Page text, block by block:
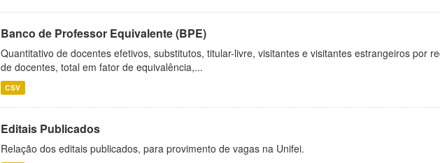
Banco de Professor Equivalente (BPE)
Quantitativo de docentes efetivos, substitutos, titular-livre, visitantes e visitantes estrangeiros por
de docentes, total em fator de equivalência,...
CSV
Editais Publicados
Relação dos editais publicados, para provimento de vagas na Unifei.